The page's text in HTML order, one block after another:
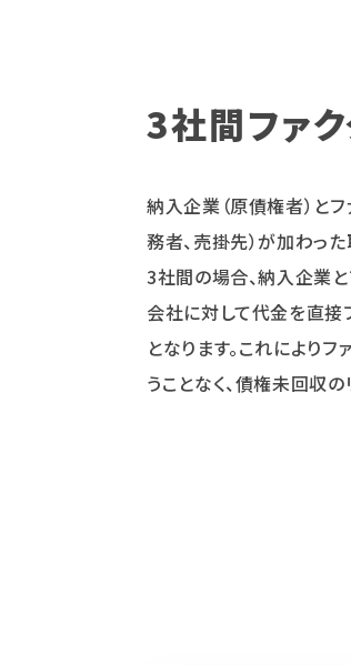
3社間ファ
納入企業（原債権者）と
務者、売掛先）が加わっ
3社間の場合、納入企業
会社に対して代金を直接
となります。これにより
うことなく、債権未回収